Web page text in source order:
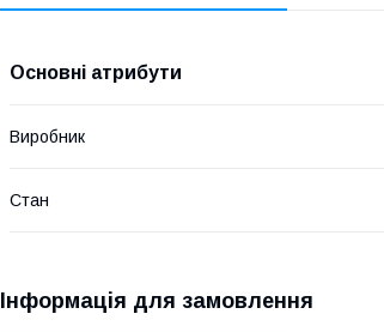
Основні атрибути
Виробник
Стан
Інформація для замовлення